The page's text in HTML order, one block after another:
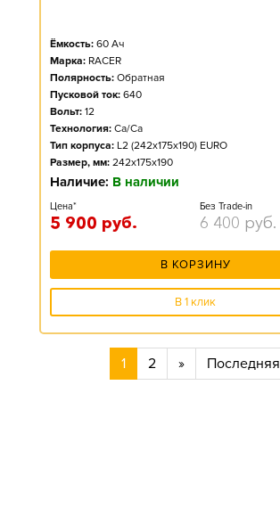
Ёмкость: 60 Ач
Марка: RACER
Полярность: Обратная
Пусковой ток: 640
Вольт: 12
Технология: Ca/Ca
Тип корпуса: L2 (242x175x190) EURO
Размер, мм: 242x175x190
Наличие: В наличии
Цена*
5 900 руб.
Без Trade-in
6 400 руб.
В КОРЗИНУ
В 1 клик
1 2 » Последняя